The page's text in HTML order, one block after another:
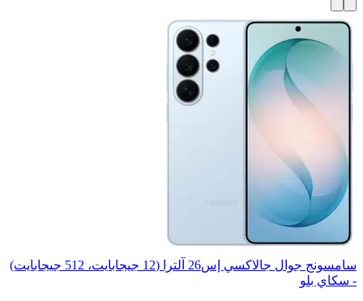
سامسونج جوال جالاكسي إس26 آلترا (12 جيجابايت، 512 جيجابايت)
- سكاي بلو